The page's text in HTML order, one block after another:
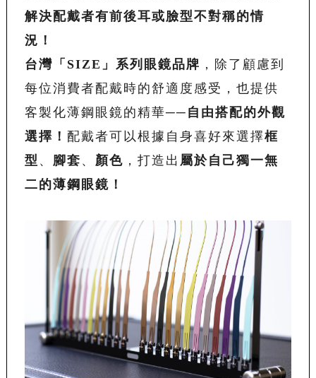
解決配戴者有前後耳或臉型不對稱的情
況！
台灣「 SIZE 」系列眼鏡品牌 ，除了顧慮到
每位消費者配戴時的舒適度感受，也提供
客製化薄鋼眼鏡的精華── 自由搭配的外觀
選擇！ 配戴者可以根據自身喜好來選擇框
型 、 腳套 、 顏色 ，打造出 屬於自己獨一無
二的薄鋼眼鏡！